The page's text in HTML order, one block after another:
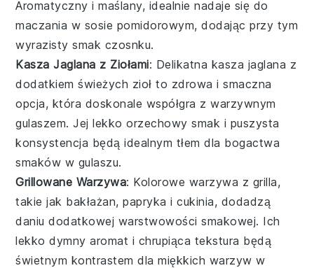
Aromatyczny i maślany, idealnie nadaje się do
maczania w sosie pomidorowym, dodając przy tym
wyrazisty smak czosnku.
Kasza Jaglana z Ziołami: Delikatna kasza jaglana z
dodatkiem świeżych zioł to zdrowa i smaczna
opcja, która doskonale współgra z warzywnym
gulaszem. Jej lekko orzechowy smak i puszysta
konsystencja będą idealnym tłem dla bogactwa
smaków w gulaszu.
Grillowane Warzywa: Kolorowe warzywa z grilla,
takie jak bakłażan,papryka icukinia, dodadzą
daniu dodatkowej warstwowości smakowej. Ich
lekko dymny aromat i chrupiąca tekstura będą
świetnym kontrastem dla miękkich warzyw w